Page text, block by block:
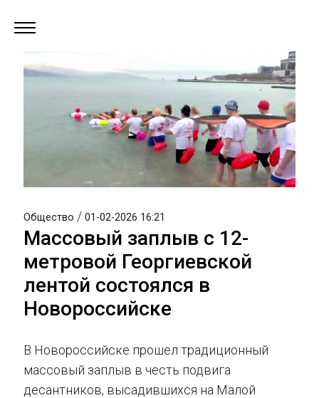
Общество / 01-02-2026 16:21
Массовый заплыв с 12-
метровой Георгиевской
лентой состоялся в
Новороссийске
В Новороссийске прошел традиционный
массовый заплыв в честь подвига
десантников, высадившихся на Малой